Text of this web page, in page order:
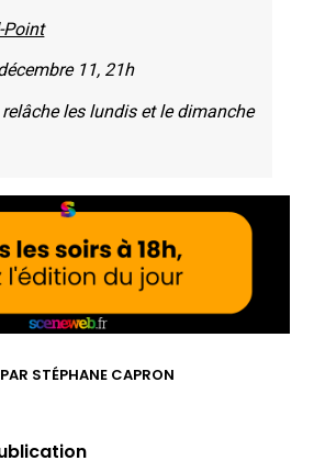
Point
11, 21h
les lundis et le dimanche
PAR STÉPHANE CAPRON